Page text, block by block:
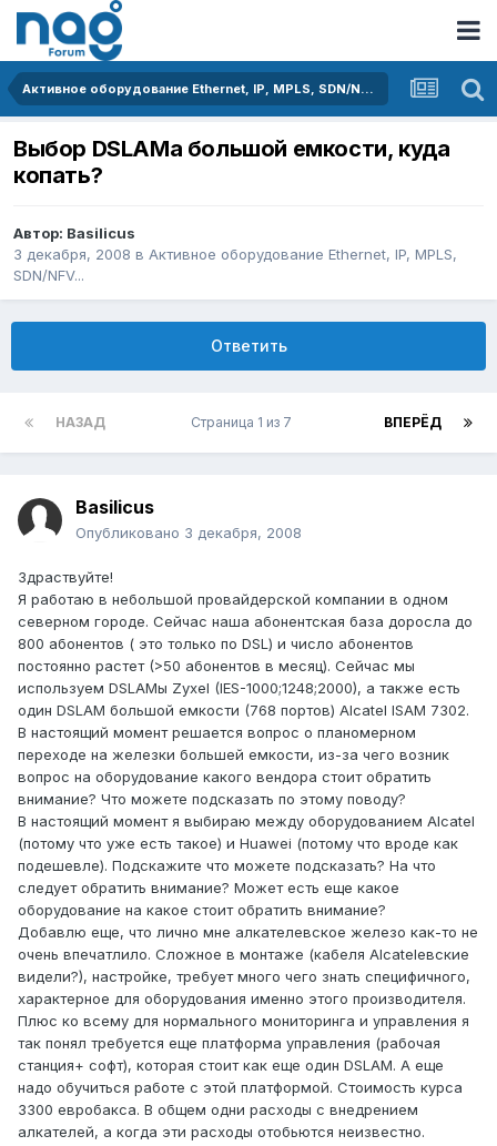
Активное оборудование Ethernet, IP, MPLS, SDN/NFV...
Выбор DSLAMa большой емкости, куда
копать?
Автор: Basilicus
3 декабря, 2008 в Активное оборудование Ethernet, IP, MPLS,
SDN/NFV...
Ответить
НАЗАД ВПЕРЁД
Страница 1 из 7
Basilicus
Опубликовано 3 декабря, 2008
Здраствуйте!
Я работаю в небольшой провайдерской компании в одном
северном городе. Сейчас наша абонентская база доросла до
800 абонентов ( это только по DSL) и число абонентов
постоянно растет (>50 абонентов в месяц). Сейчас мы
используем DSLAMы Zyxel (IES-1000;1248;2000), а также есть
один DSLAM большой емкости (768 портов) Alcatel ISAM 7302.
В настоящий момент решается вопрос о планомерном
переходе на железки большей емкости, из-за чего возник
вопрос на оборудование какого вендора стоит обратить
внимание? Что можете подсказать по этому поводу?
В настоящий момент я выбираю между оборудованием Alcatel
(потому что уже есть такое) и Huawei (потому что вроде как
подешевле). Подскажите что можете подсказать? На что
следует обратить внимание? Может есть еще какое
оборудование на какое стоит обратить внимание?
Добавлю еще, что лично мне алкателевское железо как-то не
очень впечатлило. Сложное в монтаже (кабеля Alcateleвские
видели?), настройке, требует много чего знать специфичного,
характерное для оборудования именно этого производителя.
Плюс ко всему для нормального мониторинга и управления я
так понял требуется еще платформа управления (рабочая
станция+ софт), которая стоит как еще один DSLAM. А еще
надо обучиться работе с этой платформой. Стоимость курса
3300 евробакса. В общем одни расходы с внедрением
алкателей, а когда эти расходы отобьются неизвестно.